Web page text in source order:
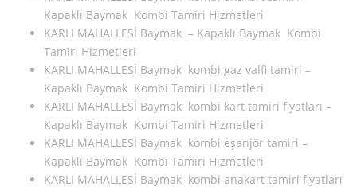
Kapaklı Baymak Kombi Tamiri Hizmetleri
KARLI MAHALLESİ Baymak – Kapaklı Baymak Kombi
Tamiri Hizmetleri
KARLI MAHALLESİ Baymak kombi gaz valfi tamiri –
Kapaklı Baymak Kombi Tamiri Hizmetleri
KARLI MAHALLESİ Baymak kombi kart tamiri fiyatları –
Kapaklı Baymak Kombi Tamiri Hizmetleri
KARLI MAHALLESİ Baymak kombi eşanjör tamiri –
Kapaklı Baymak Kombi Tamiri Hizmetleri
KARLI MAHALLESİ Baymak kombi anakart tamiri fiyatları